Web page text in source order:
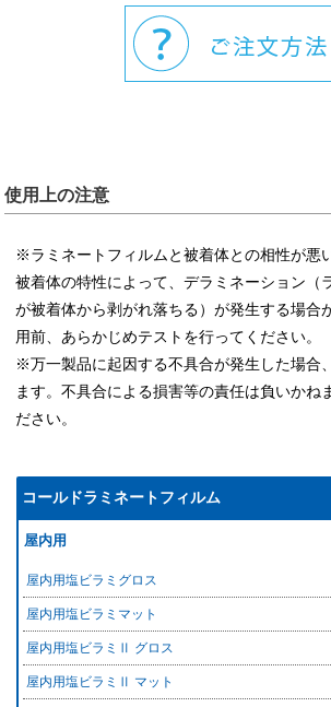
使用上の注意
※ラミネートフィルムと被着体との相性が悪
被着体の特性によって、デラミネーション（
が被着体から剥がれ落ちる）が発生する場合
用前、あらかじめテストを行ってください。
※万一製品に起因する不具合が発生した場合
ます。不具合による損害等の責任は負いかね
ださい。
コールドラミネートフィルム
屋内用
屋内用塩ビラミグロス
屋内用塩ビラミマット
屋内用塩ビラミⅡ グロス
屋内用塩ビラミⅡ マット